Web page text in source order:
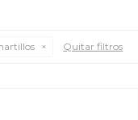
Quitar filtros